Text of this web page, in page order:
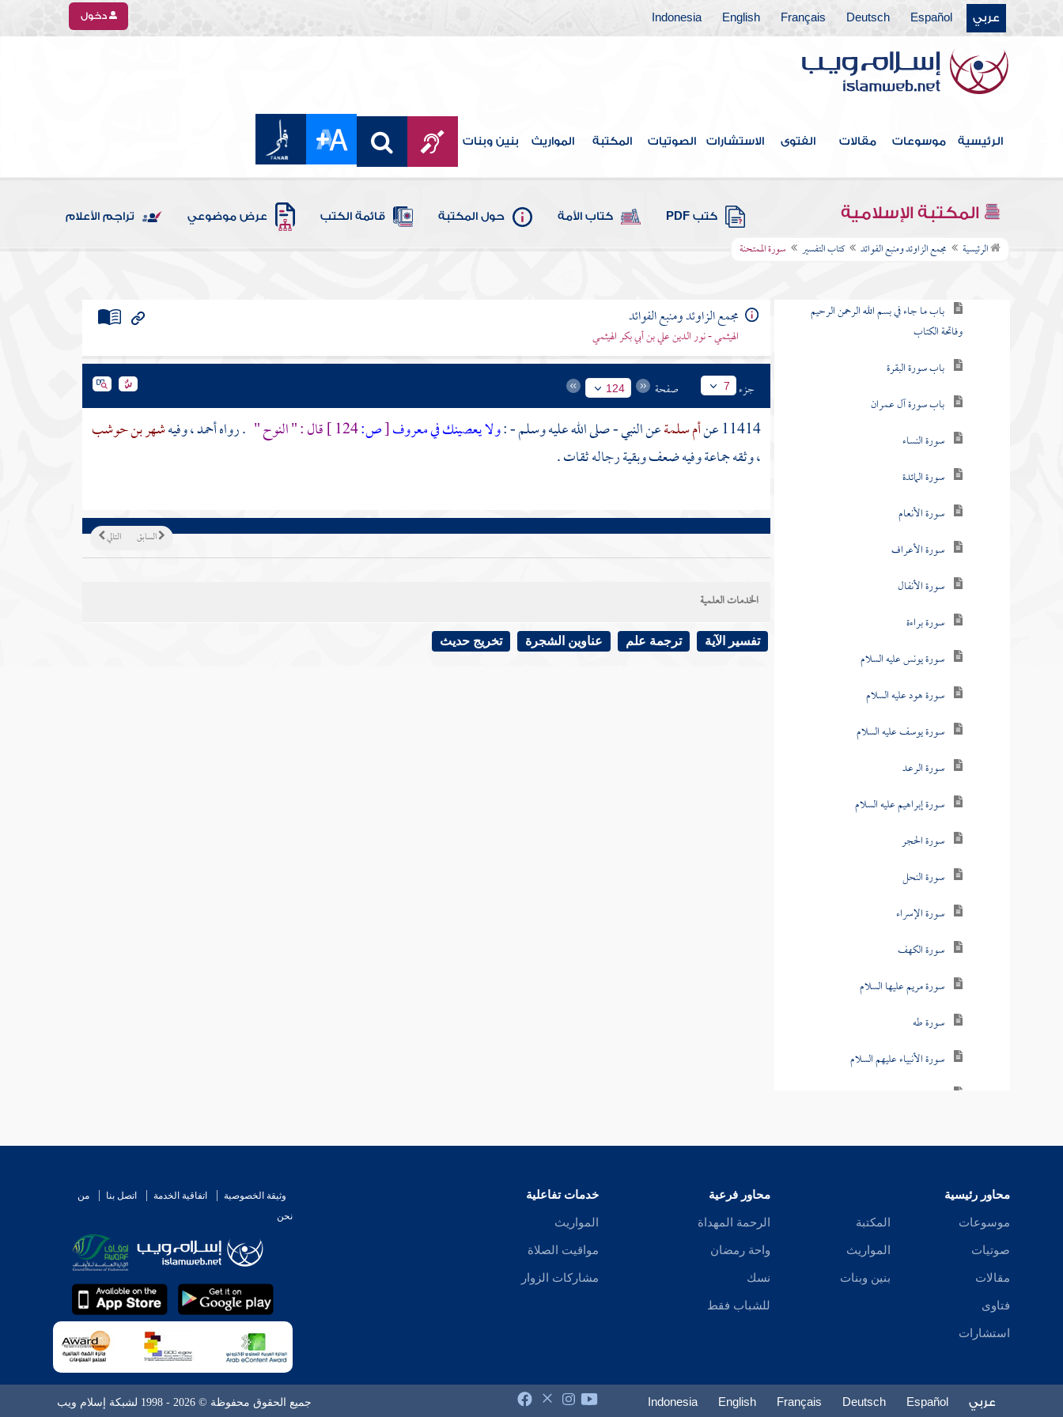
عربي Español
Deutsch
Français
English
Indonesia دخول
الرئيسية موسوعات مقالات الفتوى الاستشارات الصوتيات المكتبة المواريث بنين وبنات
المكتبة الإسلامية كتب PDF كتاب الأمة حول المكتبة قائمة الكتب عرض موضوعي تراجم الأعلام
الرئيسية مجمع الزاوئد ومنبع الفوائد كتاب التفسير سورة الممتحنة
كتاب الخلافة
كتاب الجهاد
كتاب المغازي والسير
كتاب قتال أهل البغي
كتاب الحدود والديات
كتاب الديات
كتاب التفسير
باب ما جاء في بسم الله الرحمن الرحيم
وفاتحة الكتاب
باب سورة البقرة
باب سورة آل عمران
سورة النساء
سورة المائدة
سورة الأنعام
سورة الأعراف
سورة الأنفال
سورة براءة
سورة يونس عليه السلام
سورة هود عليه السلام
سورة يوسف عليه السلام
سورة الرعد
سورة إبراهيم عليه السلام
سورة الحجر
سورة النحل
سورة الإسراء
سورة الكهف
سورة مريم عليها السلام
سورة طه
سورة الأنبياء عليهم السلام
سورة طسم الشعراء
سورة العنكبوت
مجمع الزاوئد ومنبع الفوائد
الهيثمي - نور الدين علي بن أبي بكر الهيثمي
جزء 7 صفحة 124
11414 عن أم سلمةعن النبي - صلى الله عليه وسلم - :ولا يعصينك في معروف[ص:124 ] قال : " النوح " . رواهأحمد، وفيهشهر بن حوشب
، وثقه جماعة وفيه ضعف وبقية رجاله ثقات .
التالي السابق
الخدمات العلمية
تفسير الآية ترجمة علم عناوين الشجرة تخريج حديث
محاور رئيسية
موسوعات
صوتيات
مقالات
فتاوى
استشارات
المكتبة
المواريث
بنين وبنات
محاور فرعية
الرحمة المهداة
واحة رمضان
نسك
للشباب فقط
خدمات تفاعلية
المواريث
مواقيت الصلاة
مشاركات الزوار
وثيقة الخصوصية اتفاقية الخدمة اتصل بنا
من
نحن
عربي Español
Deutsch
Français
English
Indonesia جميع الحقوق محفوظة © 2026 - 1998 لشبكة إسلام ويب